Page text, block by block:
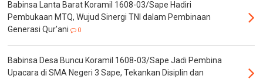
Babinsa Lanta Barat Koramil 1608-03/Sape Hadiri
Pembukaan MTQ, Wujud Sinergi TNI dalam Pembinaan
Generasi Qur'ani
0
Babinsa Desa Buncu Koramil 1608-03/Sape Jadi Pembina
Upacara di SMA Negeri 3 Sape, Tekankan Disiplin dan